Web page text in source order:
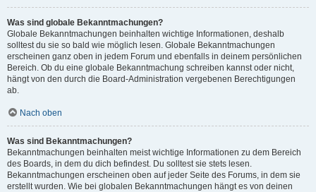
Was sind globale Bekanntmachungen?
Globale Bekanntmachungen beinhalten wichtige Informationen, deshalb
solltest du sie so bald wie möglich lesen. Globale Bekanntmachungen
erscheinen ganz oben in jedem Forum und ebenfalls in deinem persönlichen
Bereich. Ob du eine globale Bekanntmachung schreiben kannst oder nicht,
hängt von den durch die Board-Administration vergebenen Berechtigungen
ab.
Nach oben
Was sind Bekanntmachungen?
Bekanntmachungen beinhalten meist wichtige Informationen zu dem Bereich
des Boards, in dem du dich befindest. Du solltest sie stets lesen.
Bekanntmachungen erscheinen oben auf jeder Seite des Forums, in dem sie
erstellt wurden. Wie bei globalen Bekanntmachungen hängt es von deinen